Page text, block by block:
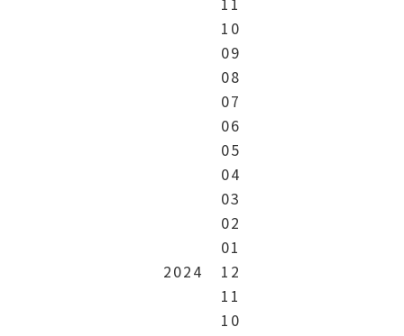
10
09
08
07
06
05
04
03
02
01
2024
12
11
10